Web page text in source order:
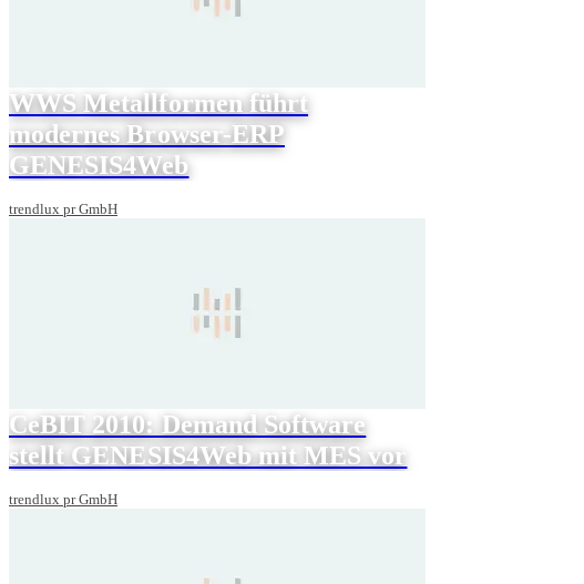
WWS Metallformen führt
modernes Browser-ERP
GENESIS4Web
trendlux pr GmbH
CeBIT 2010: Demand Software
stellt GENESIS4Web mit MES vor
trendlux pr GmbH